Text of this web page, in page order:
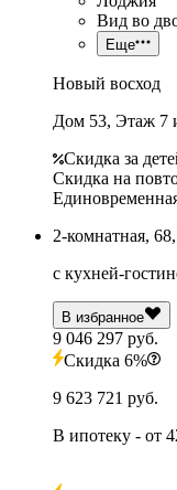
Вид во
Еще
Новый восход
Дом 53, Этаж 7
Скидка за
Скидка на
2-комнатная,
с кухней-
В избранное
9 046 297 руб.
Скидка 6%
9 623 721 руб.
В ипотеку - от